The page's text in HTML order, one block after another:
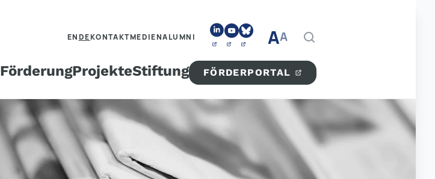
ENDEKONTAKTMEDIENALUMNI AA
FörderungProjekteStiftung FÖRDERPORTAL